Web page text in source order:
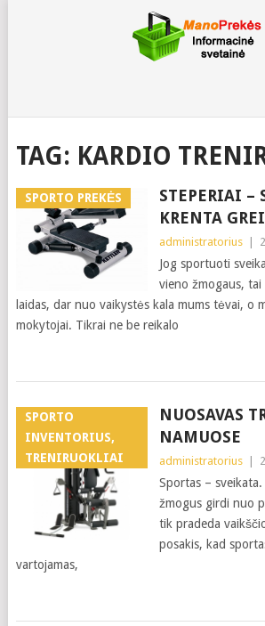
TAG: KARDIO
SPORTO PREKĖS
STEPERIAI –
KRENTA
administratorius
Jog sportuoti
vieno žmogaus, tai
laidas, dar nuo vaikystės kala mums tėvai, o
mokytojai. Tikrai ne be reikalo
SPORTO
INVENTORIUS,
TRENIRUOKLIAI
NUOSAVAS
NAMUOSE
administratorius
Sportas –
žmogus girdi nuo
tik pradeda
posakis, kad
vartojamas,